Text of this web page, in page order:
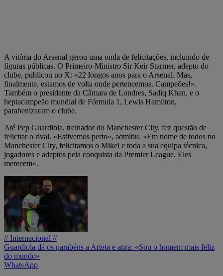
A vitória do Arsenal gerou uma onda de felicitações, incluindo de
figuras públicas. O Primeiro-Ministro Sir Keir Starmer, adepto do
clube, publicou no X: «22 longos anos para o Arsenal. Mas,
finalmente, estamos de volta onde pertencemos. Campeões!».
Também o presidente da Câmara de Londres, Sadiq Khan, e o
heptacampeão mundial de Fórmula 1, Lewis Hamilton,
parabenizaram o clube.
Até Pep Guardiola, treinador do Manchester City, fez questão de
felicitar o rival. «Estivemos perto», admitiu. «Em nome de todos no
Manchester City, felicitamos o Mikel e toda a sua equipa técnica,
jogadores e adeptos pela conquista da Premier League. Eles
merecem».
// Internacional //
Guardiola dá os parabéns a Arteta e atira: «Sou o homem mais feliz
do mundo»
WhatsApp